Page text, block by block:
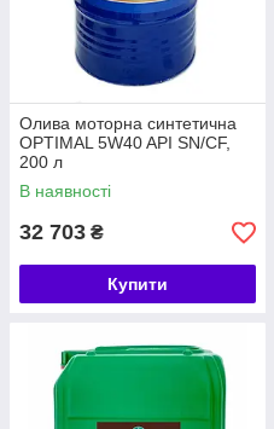
Олива моторна синтетична
OPTIMAL 5W40 API SN/CF,
200 л
В наявності
32 703 ₴
Купити